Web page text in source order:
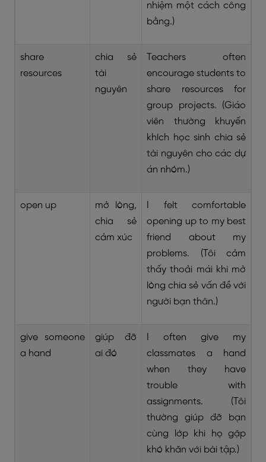
nhiệm một cách công
bằng.)
share
resources
chia sẻ
tài
nguyên
Teachers often
encourage students to
share resources for
group projects. (Giáo
viên thường khuyến
khích học sinh chia sẻ
tài nguyên cho các dự
án nhóm.)
open up
mở lòng,
chia sẻ
cảm xúc
I felt comfortable
opening up to my best
friend about my
problems. (Tôi cảm
thấy thoải mái khi mở
lòng chia sẻ vấn đề với
người bạn thân.)
give someone
a hand
giúp đỡ
ai đó
I often give my
classmates a hand
when they have
trouble with
assignments. (Tôi
thường giúp đỡ bạn
cùng lớp khi họ gặp
khó khăn với bài tập.)